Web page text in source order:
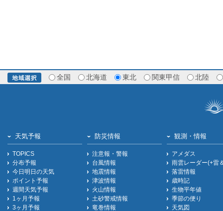
全国 北海道 東北 関東甲信 北陸
天気予報
TOPICS
分布予報
今日明日の天気
ポイント予報
週間天気予報
1ヶ月予報
3ヶ月予報
防災情報
注意報・警報
台風情報
地震情報
津波情報
火山情報
土砂警戒情報
竜巻情報
観測・情報
アメダス
雨雲レーダー(+雷
落雷情報
歳時記
生物平年値
季節の便り
天気図